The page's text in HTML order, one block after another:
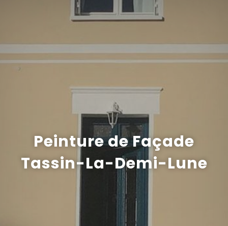
Nos belles histoires de chantiers
Générations Façades s’engage
Peinture de Façade
Tassin-La-Demi-Lune